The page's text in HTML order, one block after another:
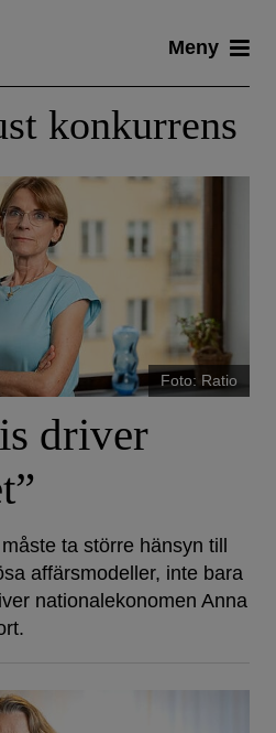
Meny
konkurrens
Foto: Ratio
driver
ta större hänsyn till
affärsmodeller, inte bara
nationalekonomen Anna